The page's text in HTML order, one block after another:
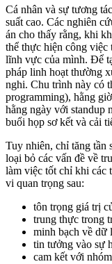
Cá nhân và sự tương
suất cao. Các nghiên
án cho thấy rằng, khi
thể thực hiện công
lĩnh vực của mình. Để
pháp linh hoạt thường
nghi. Chu trình này có
programming), hằng
hằng ngày với standup
buổi họp sơ kết và cải
Tuy nhiên, chỉ tăng tần
loại bỏ các vấn đề về
làm việc tốt chỉ khi các
vi quan trọng sau:
tôn trọng giá trị
trung thực trong
minh bạch về dữ
tin tưởng vào sự
cam kết với